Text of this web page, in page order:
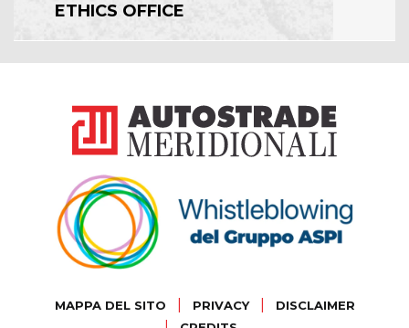
ETHICS OFFICE
MAPPA DEL SITO PRIVACY DISCLAIMER